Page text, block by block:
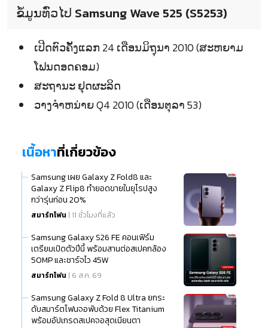
ຂໍ້ມູນທົ່ວໄປ Samsung Wave 525 (S5253)
ເປີດຕົວຄັ້ງແລກ 24 ເດືອນມິຖຸນາ 2010 (ສະຫຍາມ
ໂຟນດອດຄອມ)
ສະຖານະ ຢຸດຜະລິດ
ວາງຈຳຫນ່າຍ Q4 2010 (ເດືອນຕຸລາ 53)
เนื้อหาที่เกี่ยวข้อง
Samsung เผย Galaxy Z Fold8 และ
Galaxy Z Flip8 ทำยอดขายในยุโรปสูง
กว่ารุ่นก่อน 20%
สมาร์ทโฟน | 11 ชั่วโมงที่แล้ว
Samsung Galaxy S26 FE คอนเฟิร์ม
เตรียมเปิดตัวปีนี้ พร้อมสานต่อสเปคกล้อง
50MP และชาร์จไว 45W
สมาร์ทโฟน | 6 ส.ค. 69
Samsung Galaxy Z Fold 8 Ultra ยกระ
ดับสมาร์ตโฟนจอพับด้วย Flex Titanium
พร้อมอัปเกรดสเปคจอสุดเนียนตา